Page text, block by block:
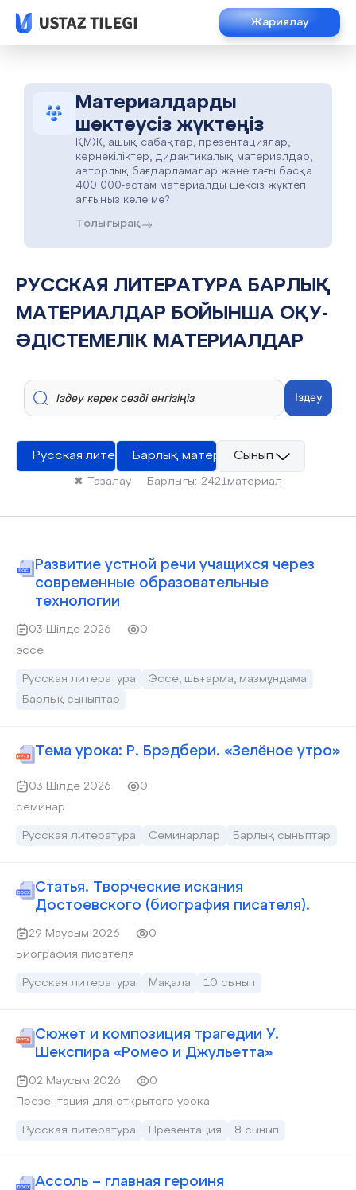
Жариялау
Материалдарды
шектеусіз жүктеңіз
ҚМЖ, ашық сабақтар, презентациялар,
көрнекіліктер, дидактикалық материалдар,
авторлық бағдарламалар және тағы басқа
400 000-астам материалды шексіз жүктеп
алғыңыз келе ме?
Толығырақ
РУССКАЯ ЛИТЕРАТУРА БАРЛЫҚ
МАТЕРИАЛДАР БОЙЫНША ОҚУ-
ӘДІСТЕМЕЛІК МАТЕРИАЛДАР
Іздеу
Русская литератураБарлық материалдар
Сынып
✖ Тазалау Барлығы: 2421материал
Развитие устной речи учащихся через
современные образовательные
технологии
03 Шілде 2026
0
эссе
Русская литература
Эссе, шығарма, мазмұндама
Барлық сыныптар
Тема урока: Р. Брэдбери. «Зелёное утро»
03 Шілде 2026
0
семинар
Русская литература Семинарлар Барлық сыныптар
Статья. Творческие искания
Достоевского (биография писателя).
29 Маусым 2026
0
Биография писателя
Русская литература Мақала 10 сынып
Сюжет и композиция трагедии У.
Шекспира «Ромео и Джульетта»
02 Маусым 2026
0
Презентация для открытого урока
Русская литература Презентация 8 сынып
Ассоль – главная героиня